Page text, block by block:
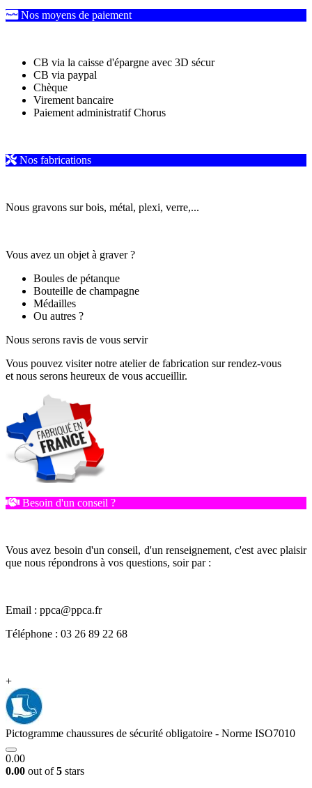
Nos moyens de paiement
CB via la caisse d'épargne avec 3D sécur
CB via paypal
Chèque
Virement bancaire
Paiement administratif Chorus
Nos fabrications
Nous gravons sur bois, métal, plexi, verre,...
Vous avez un objet à graver ?
Boules de pétanque
Bouteille de champagne
Médailles
Ou autres ?
Nous serons ravis de vous servir
Vous pouvez visiter notre atelier de fabrication sur rendez-vous
et nous serons heureux de vous accueillir.
Besoin d'un conseil ?
Vous avez besoin d'un conseil, d'un renseignement, c'est avec plaisir
que nous répondrons à vos questions, soir par :
Email : ppca@ppca.fr
Téléphone : 03 26 89 22 68
+
Pictogramme chaussures de sécurité obligatoire - Norme ISO7010
0.00
0.00 out of5 stars